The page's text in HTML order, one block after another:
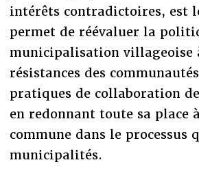
intérêts contradictoires, est
permet de réévaluer la
municipalisation villageoise
résistances des
pratiques de collaboration
en redonnant toute sa place
commune dans le processus
municipalités.